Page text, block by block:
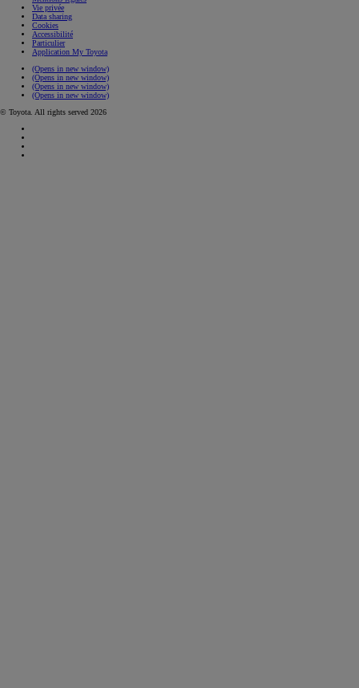
Vie privée
Data sharing
Cookies
Accessibilité
Particulier
Application My Toyota
(Opens in new window)
(Opens in new window)
(Opens in new window)
(Opens in new window)
© Toyota. All rights served 2026